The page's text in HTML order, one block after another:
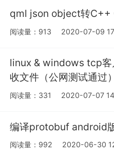
qml json object转C++
阅读量：913 2020-07-09
linux & windows tcp客
收文件（公网测试通过）
阅读量：331 2020-07-07
编译protobuf android
阅读量：992 2020-06-30